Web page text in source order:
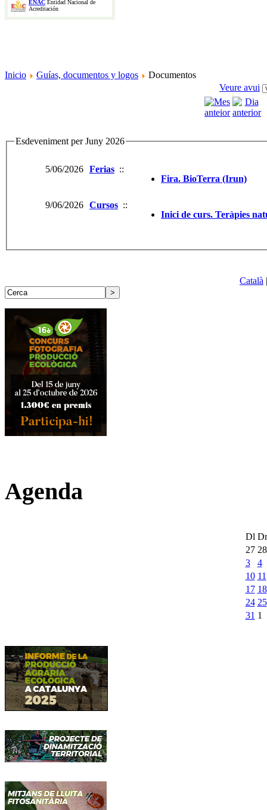
ENAC Entidad Nacional de
Acreditación
Inicio Guías, documentos y logos
Documentos
Veure avui
Esdeveniment per Juny 2026
5/06/2026 Ferias ::
Fira. BioTerra (Irun)
9/06/2026 Cursos ::
Inici de curs. Teràpies
Català
Agenda
Dl
27 28
3
4
10 11
17 18
24 25
31 1